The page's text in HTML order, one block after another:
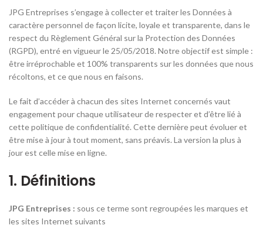
JPG Entreprises s’engage à collecter et traiter les Données à
caractère personnel de façon licite, loyale et transparente, dans le
respect du Règlement Général sur la Protection des Données
(RGPD), entré en vigueur le 25/05/2018. Notre objectif est simple :
être irréprochable et 100% transparents sur les données que nous
récoltons, et ce que nous en faisons.
Le fait d’accéder à chacun des sites Internet concernés vaut
engagement pour chaque utilisateur de respecter et d’être lié à
cette politique de confidentialité. Cette dernière peut évoluer et
être mise à jour à tout moment, sans préavis. La version la plus à
jour est celle mise en ligne.
1. Définitions
JPG Entreprises : sous ce terme sont regroupées les marques et
les sites Internet suivants